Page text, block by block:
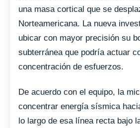
una masa cortical que se
Norteamericana. La nueva
ubicar con mayor precisión su
subterránea que podría actuar
concentración de esfuerzos.
De acuerdo con el equipo, la
concentrar energía sísmica
lo largo de esa línea recta bajo